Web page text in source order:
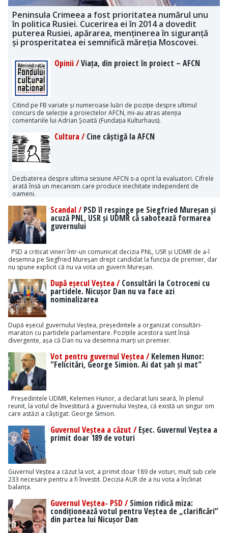
Peninsula Crimeea a fost prioritatea numărul unu
în politica Rusiei. Cucerirea ei în 2014 a dovedit
puterea Rusiei, apărarea, menținerea în siguranță
și prosperitatea ei semnifică măreția Moscovei.
Opinii /Viața, din proiect în proiect – AFCN
Citind pe FB variate și numeroase luări de poziție despre ultimul
concurs de selecție a proiectelor AFCN, mi-au atras atenția
comentariile lui Adrian Șoaită (Fundația Kulturhaus).
Cultura /Cine câștigă la AFCN
Dezbaterea despre ultima sesiune AFCN s-a oprit la evaluatori. Cifrele
arată însă un mecanism care produce inechitate independent de
oameni.
Scandal /PSD îl respinge pe Siegfried Mureșan și
acuză PNL, USR și UDMR că sabotează formarea
guvernului
PSD a criticat vineri într-un comunicat decizia PNL, USR și UDMR de a-l
desemna pe Siegfried Mureșan drept candidat la funcția de premier, dar
nu spune explicit că nu va vota un guvern Mureșan.
După eșecul Veștea /Consultări la Cotroceni cu
partidele. Nicușor Dan nu va face azi
nominalizarea
După eșecul guvernului Veștea, președintele a organizat consultări-
maraton cu partidele parlamentare. Pozițiile acestora sunt însă
divergente, așa că Dan nu va desemna marți un premier.
Vot pentru guvernul Veștea /Kelemen Hunor:
"Felicitări, George Simion. Ai dat șah și mat"
Președintele UDMR, Kelemen Hunor, a declarat luni seară, în plenul
reunit, la votul de învestitură a guvernului Veștea, că există un singur om
care astăzi a câștigat: George Simion.
Guvernul Veștea a căzut /Eșec. Guvernul Veștea a
primit doar 189 de voturi
Guvernul Veștea a căzut la vot, a primit doar 189 de voturi, mult sub cele
233 necesare pentru a fi învestit. Decizia AUR de a nu vota a înclinat
balanța.
Guvernul Veștea- PSD /Simion ridică miza:
condiționează votul pentru Veștea de „clarificări”
din partea lui Nicușor Dan